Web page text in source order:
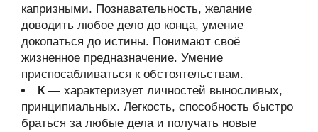
капризными. Познавательность, желание
доводить любое дело до конца, умение
докопаться до истины. Понимают своё
жизненное предназначение. Умение
приспосабливаться к обстоятельствам.
К— характеризует личностей выносливых,
принципиальных. Легкость, способность быстро
браться за любые дела и получать новые